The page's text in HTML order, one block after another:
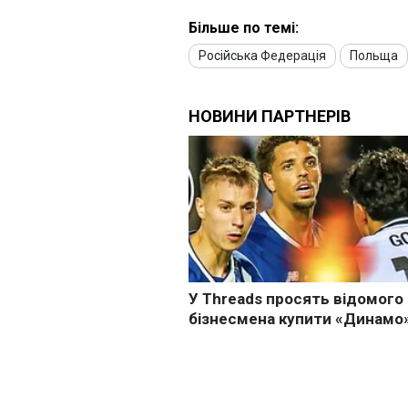
Більше по темі:
Російська Федерація Польща